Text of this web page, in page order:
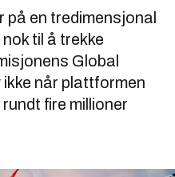
på en tredimensjonal
til å trekke
Global
når plattformen
fire millioner